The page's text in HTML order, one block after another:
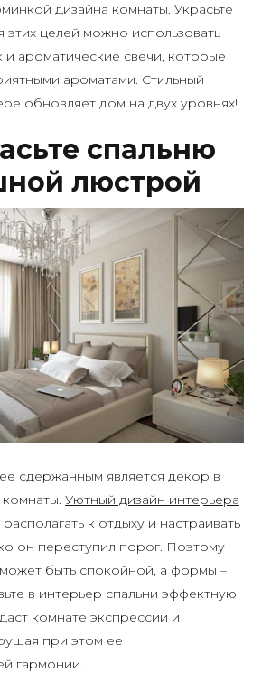
дизайна комнаты. Украсьте
этих целей можно использовать
и ароматические свечи, которые
ароматами. Стильный
обновляет дом на двух уровнях!
спальню
люстрой
сдержанным является декор в
Уютный дизайн интерьера
к отдыху и настраивать
он переступил порог. Поэтому
может быть спокойной, а формы –
в интерьер спальни эффектную
комнате экспрессии и
при этом ее
гармонии.